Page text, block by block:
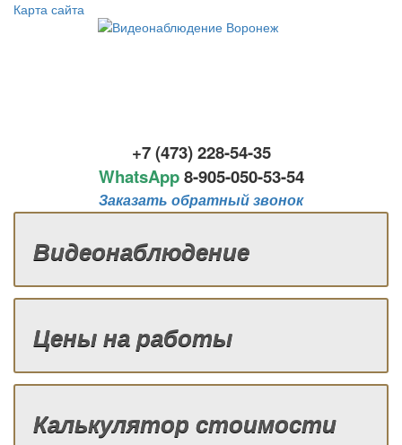
Карта сайта
+7 (473) 228-54-35
WhatsApp8-905-050-53-54
Заказать обратный звонок
Видеонаблюдение
Цены на работы
Калькулятор стоимости